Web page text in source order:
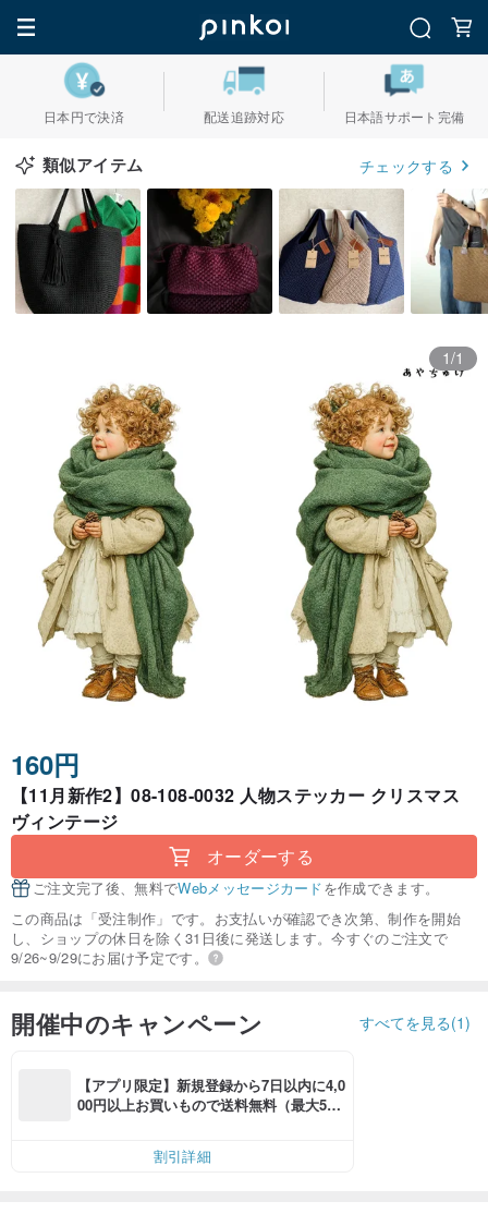
日本円で決済 配送追跡対応 日本語サポート完備
類似アイテム チェックする
1/1
160円
【11月新作2】08-108-0032 人物ステッカー クリスマス
ヴィンテージ
オーダーする
ご注文完了後、無料でWebメッセージカードを作成できます。
この商品は「受注制作」です。お支払いが確認でき次第、制作を開始
し、ショップの休日を除く31日後に発送します。今すぐのご注文で
9/26~9/29にお届け予定です。
開催中のキャンペーン すべてを見る(1)
【アプリ限定】新規登録から7日以内に4,0
00円以上お買いもので送料無料（最大500
割引詳細